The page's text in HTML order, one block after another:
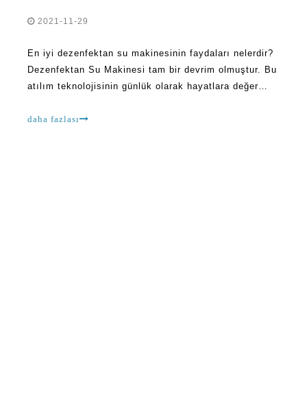
2021-11-29
En iyi dezenfektan su makinesinin faydaları nelerdir?
Dezenfektan Su Makinesi tam bir devrim olmuştur. Bu
atılım teknolojisinin günlük olarak hayatlara değer
tükettiğiniz suyun C olabileceğinin çok sayıda yolu
daha fazlası